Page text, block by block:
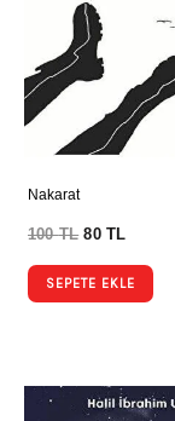
Nakarat
100TL 80TL
SEPETE EKLE